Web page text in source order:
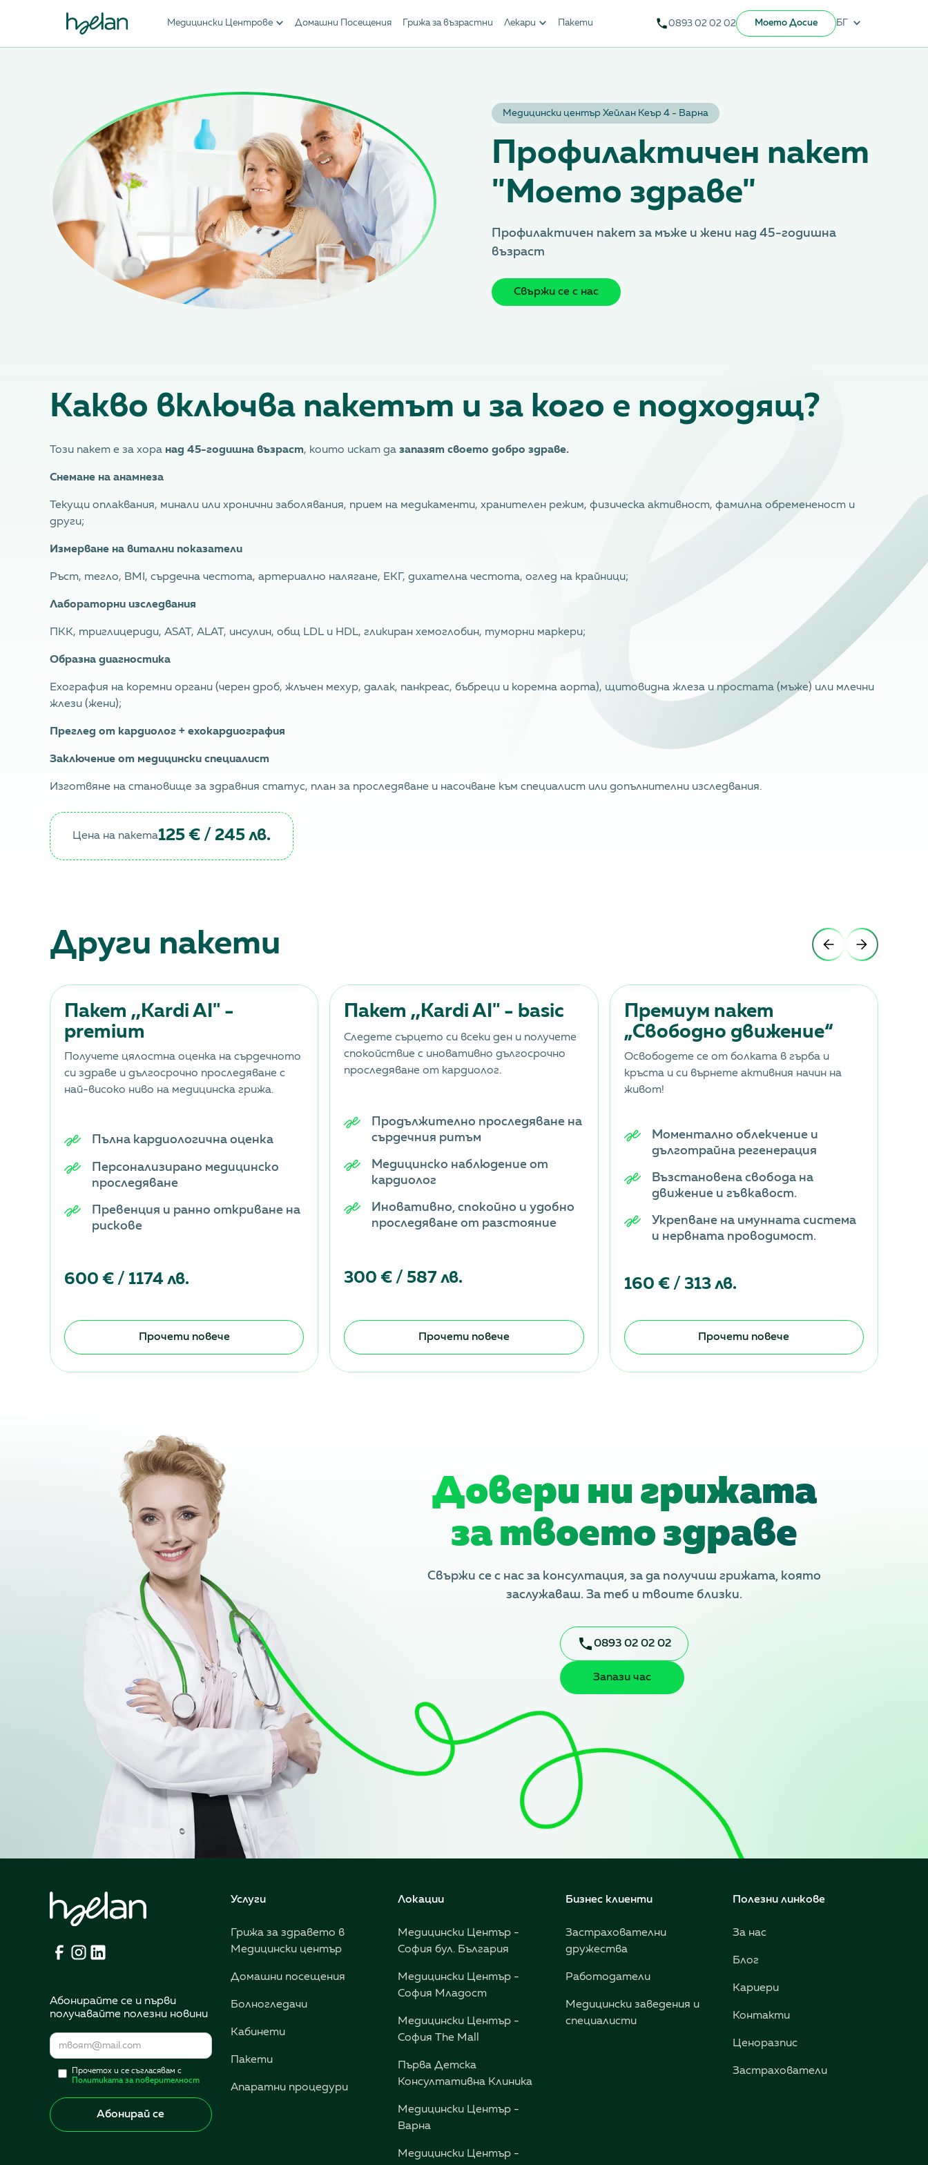
Медицински Центрове Домашни Посещения Грижа за възрастни Лекари Пакети 0893 02 02 02 Моето Досие БГ
Медицински център Хейлан Кеър 4 - Варна
Профилактичен пакет
"Моето здраве"
Профилактичен пакет за мъже и жени над 45-годишна
възраст
Свържи се с нас
Какво включва пакетът и за кого е подходящ?
Този пакет е за хора над 45-годишна възраст, които искат да запазят своето добро здраве.
Снемане на анамнеза
Текущи оплаквания, минали или хронични заболявания, прием на медикаменти, хранителен режим, физическа активност, фамилна обремененост и
други;
Измерване на витални показатели
Ръст, тегло, BMI, сърдечна честота, артериално налягане, ЕКГ, дихателна честота, оглед на крайници;
Лабораторни изследвания
ПКК, триглицериди, ASAT, ALAT, инсулин, общ LDL и HDL, гликиран хемоглобин, туморни маркери;
Образна диагностика
Ехография на коремни органи (черен дроб, жлъчен мехур, далак, панкреас, бъбреци и коремна аорта), щитовидна жлеза и простата (мъже) или млечни
жлези (жени);
Преглед от кардиолог + ехокардиография
Заключение от медицински специалист
Изготвяне на становище за здравния статус, план за проследяване и насочване към специалист или допълнителни изследвания.
Цена на пакета125 € / 245 лв.
Други пакети
Пакет ,,Kardi AI" -
premium
Получете цялостна оценка на сърдечното
си здраве и дългосрочно проследяване с
най-високо ниво на медицинска грижа.
Пълна кардиологична оценка
Персонализирано медицинско
проследяване
Превенция и ранно откриване на
рискове
600 € / 1174 лв.
Прочети повече
Пакет ,,Kardi AI" - basic
Следете сърцето си всеки ден и получете
спокойствие с иновативно дългосрочно
проследяване от кардиолог.
Продължително проследяване на
сърдечния ритъм
Медицинско наблюдение от
кардиолог
Иновативно, спокойно и удобно
проследяване от разстояние
300 € / 587 лв.
Прочети повече
Премиум пакет
„Свободно движение“
Освободете се от болката в гърба и
кръста и си върнете активния начин на
живот!
Моментално облекчение и
дълготрайна регенерация
Възстановена свобода на
движение и гъвкавост.
Укрепване на имунната система
и нервната проводимост.
160 € / 313 лв.
Прочети повече
Довери ни грижата
за твоето здраве
Свържи се с нас за консултация, за да получиш грижата, която
заслужаваш. За теб и твоите близки.
Запази час
0893 02 02 02
Абонирайте се и първи
получавайте полезни новини
Прочетох и се съгласявам с
Политиката за поверителност
Услуги
Грижа за здравето в
Медицински център
Домашни посещения
Болногледачи
Кабинети
Пакети
Апаратни процедури
Локации
Медицински Център -
София бул. България
Медицински Център -
София Младост
Медицински Център -
София The Mall
Първа Детска
Консултативна Клиника
Медицински Център -
Варна
Медицински Център -
Бизнес клиенти
Застрахователни
дружества
Работодатели
Медицински заведения и
специалисти
Полезни линкове
За нас
Блог
Кариери
Контакти
Ценоразпис
Застрахователи